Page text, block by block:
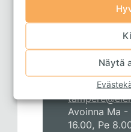
Näytä
Elehuolto Oy
050 4151 100
Avoinna Ma
16.00, Pe